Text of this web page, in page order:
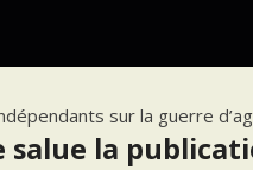
sur la guerre
salue la